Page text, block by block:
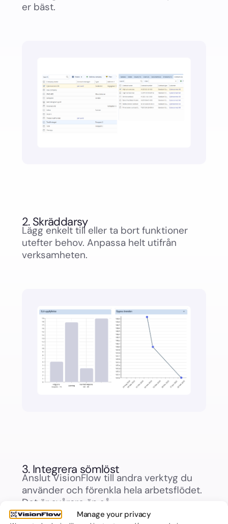
Manage your privacy
er bäst.
2. Skräddarsy
Lägg enkelt till eller ta bort funktioner
utefter behov. Anpassa helt utifrån
verksamheten.
3. Integrera sömlöst​
Anslut VisionFlow till andra verktyg du
använder och förenkla hela arbetsflödet.
Det är svårare än så.